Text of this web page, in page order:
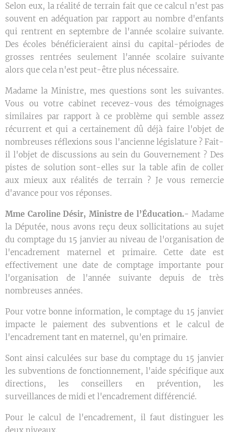
Selon eux, la réalité de terrain fait que ce calcul n'est pas
souvent en adéquation par rapport au nombre d'enfants
qui rentrent en septembre de l'année scolaire suivante.
Des écoles bénéficieraient ainsi du capital-périodes de
grosses rentrées seulement l'année scolaire suivante
alors que cela n'est peut-être plus nécessaire.
Madame la Ministre, mes questions sont les suivantes.
Vous ou votre cabinet recevez-vous des témoignages
similaires par rapport à ce problème qui semble assez
récurrent et qui a certainement dû déjà faire l'objet de
nombreuses réflexions sous l'ancienne législature ? Fait-
il l'objet de discussions au sein du Gouvernement ? Des
pistes de solution sont-elles sur la table afin de coller
aux mieux aux réalités de terrain ? Je vous remercie
d'avance pour vos réponses.
Mme Caroline Désir, Ministre de l’Éducation.- Madame
la Députée, nous avons reçu deux sollicitations au sujet
du comptage du 15 janvier au niveau de l'organisation de
l'encadrement maternel et primaire. Cette date est
effectivement une date de comptage importante pour
l'organisation de l'année suivante depuis de très
nombreuses années.
Pour votre bonne information, le comptage du 15 janvier
impacte le paiement des subventions et le calcul de
l'encadrement tant en maternel, qu'en primaire.
Sont ainsi calculées sur base du comptage du 15 janvier
les subventions de fonctionnement, l'aide spécifique aux
directions, les conseillers en prévention, les
surveillances de midi et l'encadrement différencié.
Pour le calcul de l'encadrement, il faut distinguer les
deux niveaux.